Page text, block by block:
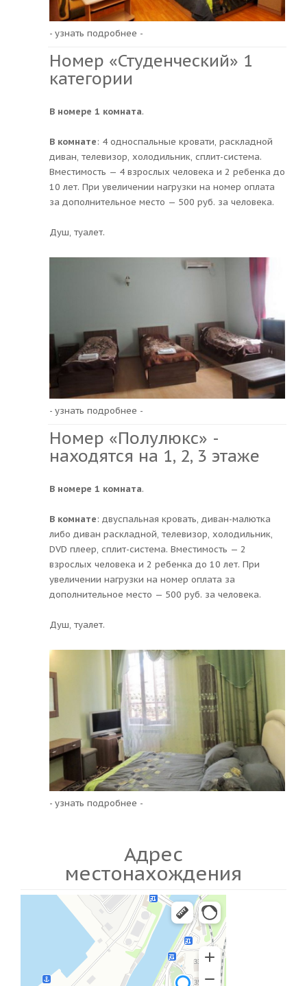
- узнать подробнее -
Номер «Студенческий» 1
категории
В номере 1 комната.
В комнате: 4 односпальные кровати, раскладной
диван, телевизор, холодильник, сплит-система.
Вместимость — 4 взрослых человека и 2 ребенка до
10 лет. При увеличении нагрузки на номер оплата
за дополнительное место — 500 руб. за человека.
Душ, туалет.
- узнать подробнее -
Номер «Полулюкс» -
находятся на 1, 2, 3 этаже
В номере 1 комната.
В комнате: двуспальная кровать, диван-малютка
либо диван раскладной, телевизор, холодильник,
DVD плеер, сплит-система. Вместимость — 2
взрослых человека и 2 ребенка до 10 лет. При
увеличении нагрузки на номер оплата за
дополнительное место — 500 руб. за человека.
Душ, туалет.
- узнать подробнее -
Адрес
местонахождения